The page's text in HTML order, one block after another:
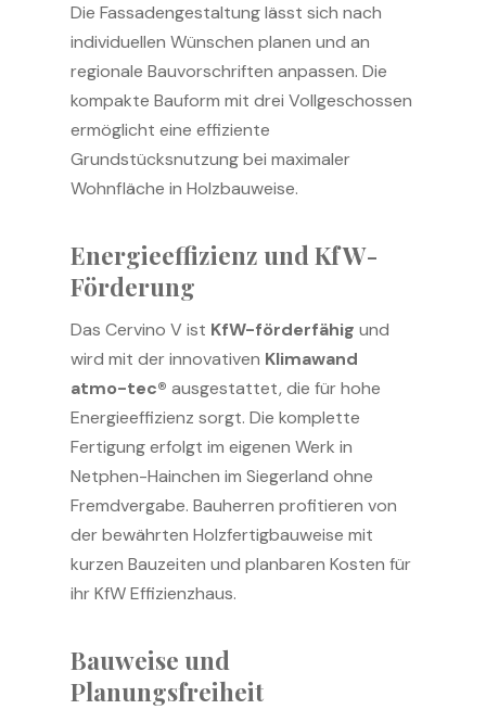
Die Fassadengestaltung lässt sich nach
individuellen Wünschen planen und an
regionale Bauvorschriften anpassen. Die
kompakte Bauform mit drei Vollgeschossen
ermöglicht eine effiziente
Grundstücksnutzung bei maximaler
Wohnfläche in Holzbauweise.
Energieeffizienz und KfW-
Förderung
Das Cervino V ist KfW-förderfähig und
wird mit der innovativen Klimawand
atmo-tec® ausgestattet, die für hohe
Energieeffizienz sorgt. Die komplette
Fertigung erfolgt im eigenen Werk in
Netphen-Hainchen im Siegerland ohne
Fremdvergabe. Bauherren profitieren von
der bewährten Holzfertigbauweise mit
kurzen Bauzeiten und planbaren Kosten für
ihr KfW Effizienzhaus.
Bauweise und
Planungsfreiheit